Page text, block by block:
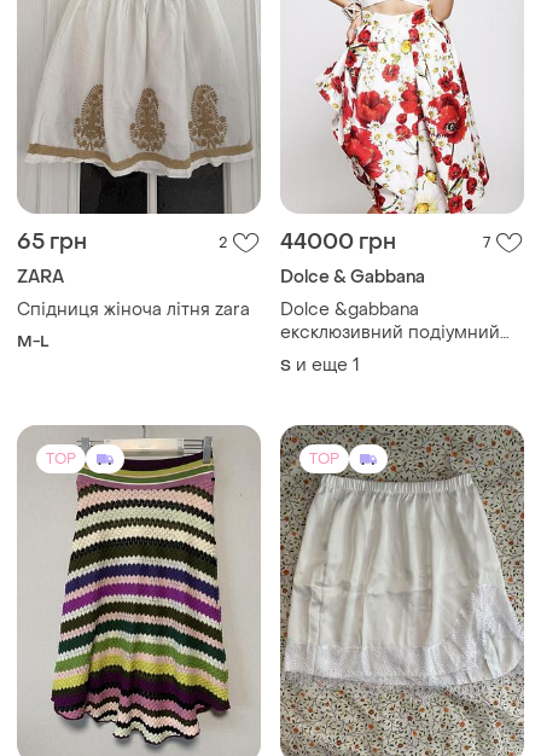
65 грн 2
ZARA
Спідниця жіноча літня zara
M-L
44000 грн 7
Dolce & Gabbana
Dolce &gabbana
ексклюзивний подіумний
комплект юбка + лофери
made in italy оригінал
S и еще 1
TOP TOP